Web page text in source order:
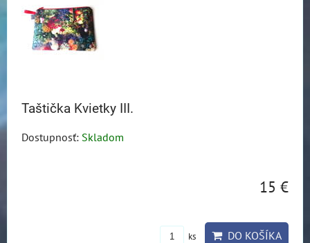
Taštička Kvietky III.
Dostupnosť: Skladom
15 €
ks DO KOŠÍKA